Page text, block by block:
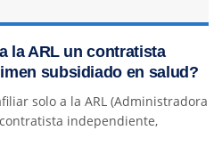
la ARL un contratista
subsidiado en salud?
solo a la ARL (Administradora
independiente,